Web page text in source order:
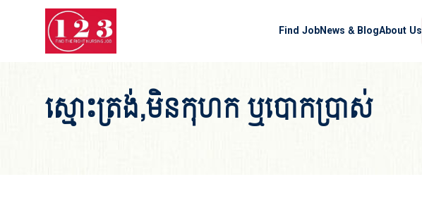
Home
Find JobNews & BlogAbout Us
ស្មោះត្រង់,មិនកុហក ឬបោកប្រាស់